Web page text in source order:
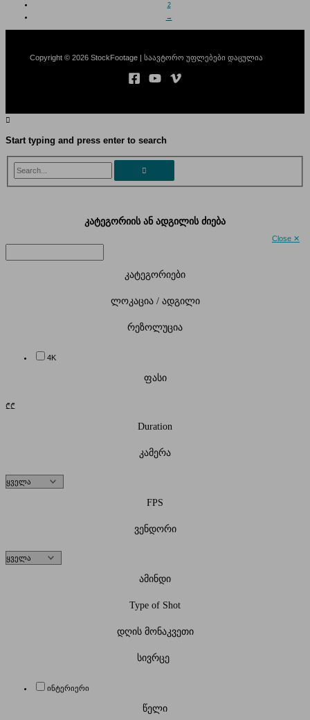
2
→
Copyright © 2026 StockFootage | საავტორო უფლებები დაცულია
Start typing and press enter to search
Search...
Close ✕
კატეგორიის ან ადგილის ძიება
კატეგორიები
ლოკაცია / ადგილი
რეზოლუცია
4K
ფასი
₾₾
Duration
კამერა
FPS
ვენდორი
ამინდი
Type of Shot
დღის მონაკვეთი
სივრცე
ინტერიერი
წელი